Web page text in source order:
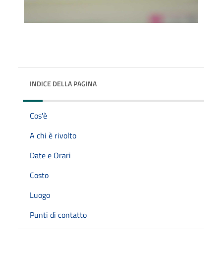
INDICE DELLA PAGINA
Cos'è
A chi è rivolto
Date e Orari
Costo
Luogo
Punti di contatto